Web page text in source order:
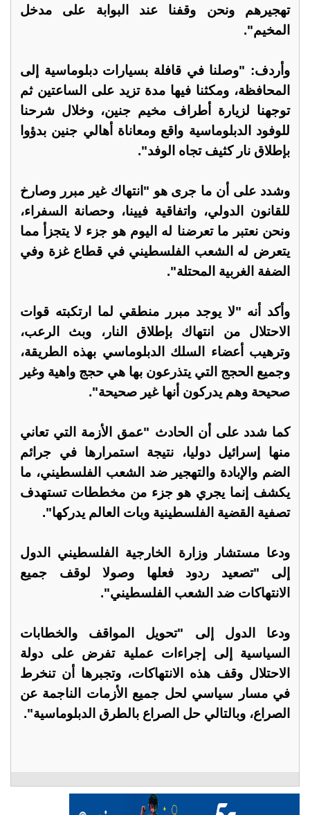
تهجيرهم ونحن وقفنا عند البوابة على مدخل
المخيم".
وأردف: "وصلنا في قافلة بسيارات دبلوماسية إلى
المحافظة، ومكثنا فيها مدة تزيد على الساعتين ثم
توجهنا لزيارة أطراف مخيم جنين، وخلال شرحنا
للوفود الدبلوماسية واقع ومعاناة أهالي جنين بدؤوا
بإطلاق نار كثيف تجاه الوفد".
وشدد على أن ما جرى هو "انتهاك غير مبرر وصارخ
للقانون الدولي، واتفاقية فيينا، وحصانة السفراء،
ونحن نعتبر ما تعرضنا له اليوم هو جزء لا يتجزأ مما
يتعرض له الشعب الفلسطيني في قطاع غزة وفي
الضفة الغربية المحتلة".
وأكد أنه "لا يوجد مبرر منطقي لما ارتكبته قوات
الاحتلال من انتهاك بإطلاق النار، وبث الرعب،
وترهيب أعضاء السلك الدبلوماسي بهذه الطريقة،
وجميع الحجج التي يتذرعون بها هي حجج واهية وغير
صحيحة وهم يدركون أنها غير صحيحة".
كما شدد على أن الحادث "عمق الأزمة التي تعاني
منها إسرائيل دوليا، نتيجة استمرارها في جرائم
الضم والإبادة والتهجير ضد الشعب الفلسطيني، ما
يكشف إنما يجري هو جزء من مخططات تستهدف
تصفية القضية الفلسطينية وبات العالم يدركها".
ودعا مستشار وزارة الخارجية الفلسطيني الدول
إلى "تصعيد ردود فعلها وصولا لوقف جميع
الانتهاكات ضد الشعب الفلسطيني".
ودعا الدول إلى "تحويل المواقف والخطابات
السياسية إلى إجراءات عملية تفرض على دولة
الاحتلال وقف هذه الانتهاكات، وتجبرها أن تنخرط
في مسار سياسي لحل جميع الأزمات الناجمة عن
الصراع، وبالتالي حل الصراع بالطرق الدبلوماسية".